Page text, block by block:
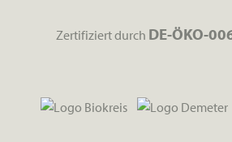
Zertifiziert durch DE-ÖKO-